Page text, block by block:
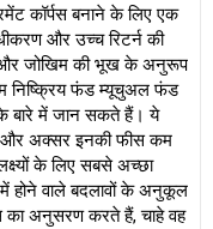
कॉर्पस बनाने के लिए एक
और उच्च रिटर्न की
और जोखिम की भूख के अनुरूप
निष्क्रिय फंड म्यूचुअल फंड
बारे में जान सकते हैं। ये
और अक्सर इनकी फीस कम
के लिए सबसे अच्छा
होने वाले बदलावों के अनुकूल
का अनुसरण करते हैं, चाहे वह